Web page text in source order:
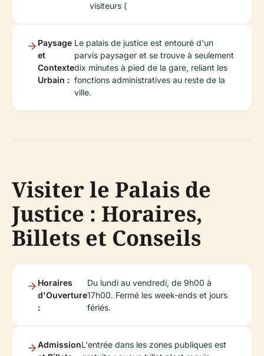
visiteurs (
Paysage
et
Contexte
Urbain :
Le palais de justice est entouré d'un
parvis paysager et se trouve à seulement
dix minutes à pied de la gare, reliant les
fonctions administratives au reste de la
ville.
Visiter le Palais de
Justice : Horaires,
Billets et Conseils
Horaires
d'Ouverture
:
Du lundi au vendredi, de 9h00 à
17h00. Fermé les week-ends et jours
fériés.
AdmissionL'entrée dans les zones publiques est